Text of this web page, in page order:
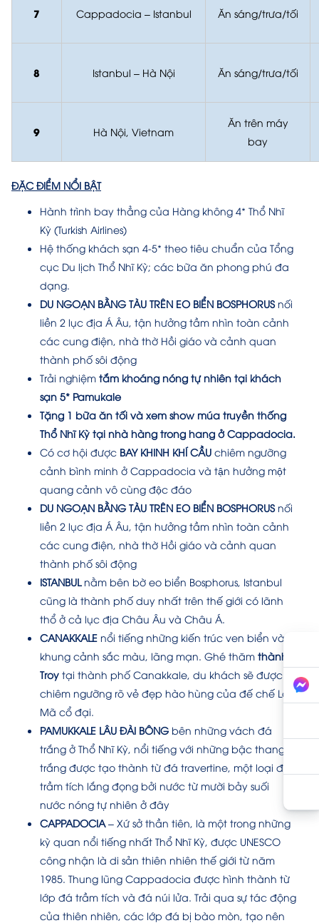
7 Cappadocia – Istanbul Ăn sáng/trưa/tối
8 Istanbul – Hà Nội Ăn sáng/trưa/tối
9 Hà Nội, Vietnam
Ăn trên máy
bay
ĐẶC ĐIỂM NỔI BẬT
Hành trình bay thẳng của Hàng không 4* Thổ Nhĩ
Kỳ (Turkish Airlines)
Hệ thống khách sạn 4-5* theo tiêu chuẩn của Tổng
cục Du lịch Thổ Nhĩ Kỳ; các bữa ăn phong phú đa
dạng.
DU NGOẠN BẰNG TÀU TRÊN EO BIỂN BOSPHORUSnối
liền 2 lục địa Á Âu, tận hưởng tầm nhìn toàn cảnh
các cung điện, nhà thờ Hồi giáo và cảnh quan
thành phố sôi động
Trải nghiệm tắm khoáng nóng tự nhiên tại khách
sạn 5* Pamukale
Tặng 1 bữa ăn tối và xem show múa truyền thống
Thổ Nhĩ Kỳ tại nhà hàng trong hang ở Cappadocia.
Có cơ hội được BAY KHINH KHÍ CẦU chiêm ngưỡng
cảnh bình minh ở Cappadocia và tận hưởng một
quang cảnh vô cùng độc đáo
DU NGOẠN BẰNG TÀU TRÊN EO BIỂN BOSPHORUSnối
liền 2 lục địa Á Âu, tận hưởng tầm nhìn toàn cảnh
các cung điện, nhà thờ Hồi giáo và cảnh quan
thành phố sôi động
ISTANBULnằm bên bờ eo biển Bosphorus, Istanbul
cũng là thành phố duy nhất trên thế giới có lãnh
thổ ở cả lục địa Châu Âu và Châu Á.
CANAKKALE nổi tiếng những kiến trúc ven biển và
khung cảnh sắc màu, lãng mạn. Ghé thăm thành
Troy tại thành phố Canakkale, du khách sẽ được
chiêm ngưỡng rõ vẻ đẹp hào hùng của đế chế La
Mã cổ đại.
PAMUKKALE LÂU ĐÀI BÔNG bên những vách đá
trắng ở Thổ Nhĩ Kỳ, nổi tiếng với những bậc thang
trắng được tạo thành từ đá travertine, một loại đá
trầm tích lắng đọng bởi nước từ mười bảy suối
nước nóng tự nhiên ở đây
CAPPADOCIA– Xứ sở thần tiên, là một trong những
kỳ quan nổi tiếng nhất Thổ Nhĩ Kỳ, được UNESCO
công nhận là di sản thiên nhiên thế giới từ năm
1985. Thung lũng Cappadocia được hình thành từ
lớp đá trầm tích và đá núi lửa. Trải qua sự tác động
của thiên nhiên, các lớp đá bị bào mòn, tạo nên